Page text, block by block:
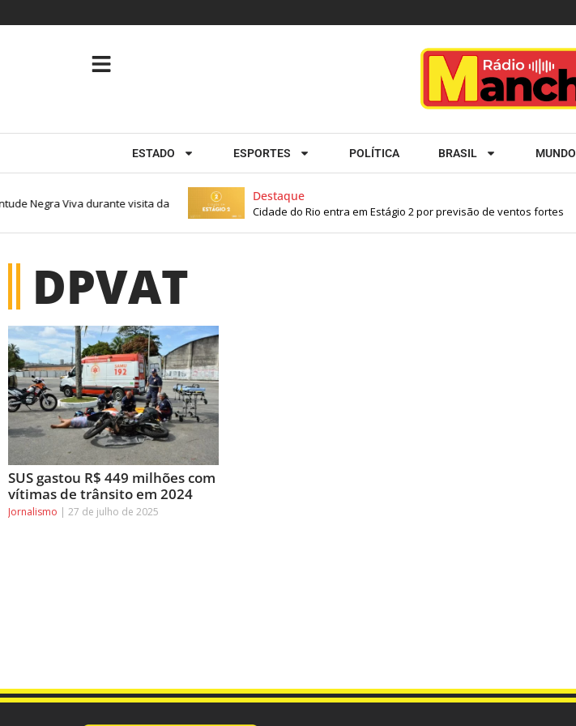
ESTADO ESPORTES POLÍTICA BRASIL MUNDO
Destaque
Cidade do Rio entra em Estágio 2 por previsão de ventos fortes
Negra Viva durante visita da
DPVAT
SUS gastou R$ 449 milhões com
vítimas de trânsito em 2024
Jornalismo 27 de julho de 2025